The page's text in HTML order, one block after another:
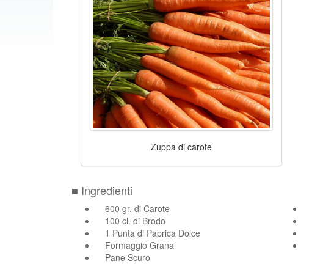
Zuppa di carote
■ Ingredienti
600 gr. di Carote
100 cl. di Brodo
1 Punta di Paprica Dolce
Formaggio Grana
Pane Scuro